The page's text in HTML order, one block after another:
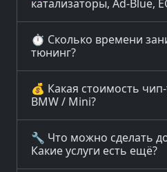
катализаторы, Ad-Blue,
⏱️ Сколько времени
тюнинг?
💰 Какая стоимость
BMW / Mini?
🔧 Что можно сделать
Какие услуги есть ещё?